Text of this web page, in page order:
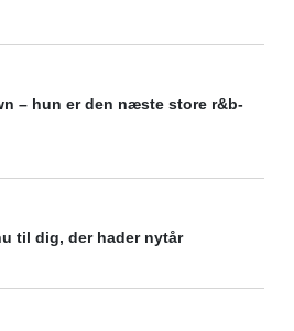
– hun er den næste store r&b-
til dig, der hader nytår